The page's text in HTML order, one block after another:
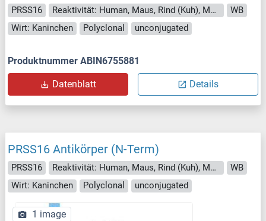
PRSS16 Reaktivität: Human, Maus, Rind (Kuh), Meerschweinchen, Ratte, Schwein
WB
Wirt: Kaninchen
Polyclonal unconjugated
Produktnummer ABIN6755881
Datenblatt Details
PRSS16 Antikörper (N-Term)
PRSS16 Reaktivität: Human, Maus, Rind (Kuh), Meerschweinchen, Ratte, Hund, Pferd, Kaninchen
WB
Wirt: Kaninchen
Polyclonal unconjugated
1 image